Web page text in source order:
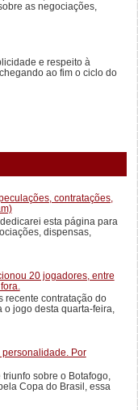
as negociações,
e respeito à
ao fim o ciclo do
contratações,
esta página para
dispensas,
20 jogadores, entre
recente contratação do
jogo desta quarta-feira,
personalidade. Por
sobre o Botafogo,
Copa do Brasil, essa